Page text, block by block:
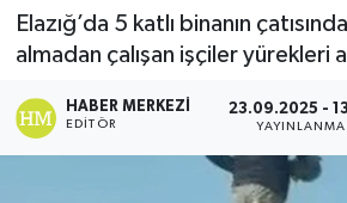
Elazığ’da 5 katlı binanın
almadan çalışan işçiler yürekleri
HABER MERKEZI
EDITÖR
23.09.2025 -
YAYINLANMA